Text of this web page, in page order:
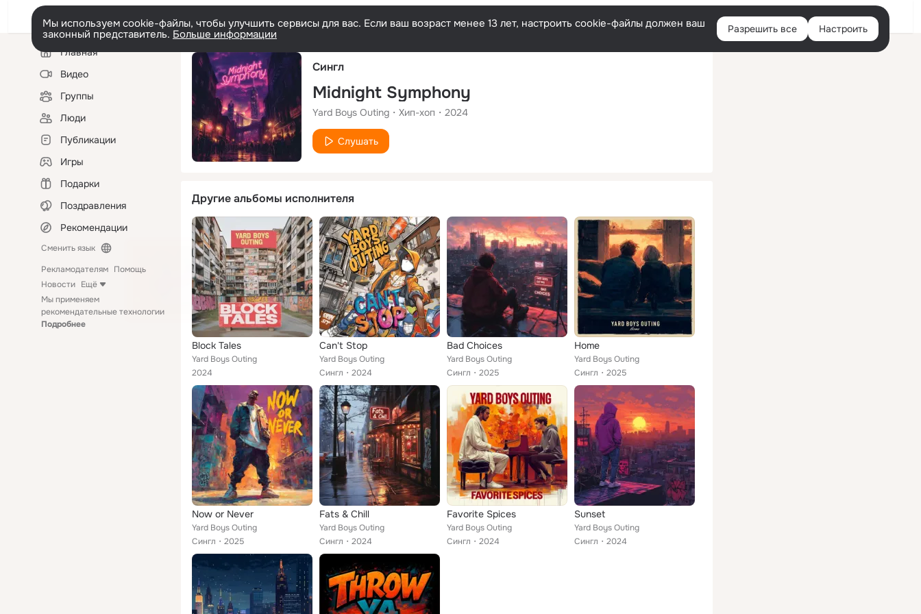
Русский Войти
Мы используем cookie-файлы, чтобы улучшить сервисы для вас. Если ваш возраст менее 13 лет, настроить cookie-файлы должен ваш
законный представитель. Больше информации Разрешить все Настроить
Левая
колонкаГлавная
Видео
Группы
Люди
Публикации
Игры
Подарки
Поздравления
Рекомендации
Сменить язык
Рекламодателям Помощь
Новости Ещё
Мы применяем
рекомендательные технологии
Подробнее
Сингл
Midnight Symphony
Yard Boys Outing Хип-хоп 2024
Слушать
Другие альбомы исполнителя
Block Tales
Yard Boys Outing
2024
Can't Stop
Yard Boys Outing
Сингл
2024
Bad Choices
Yard Boys Outing
Сингл
2025
Home
Yard Boys Outing
Сингл
2025
Now or Never
Yard Boys Outing
Сингл
2025
Fats & Chill
Yard Boys Outing
Сингл
2024
Favorite Spices
Yard Boys Outing
Сингл
2024
Sunset
Yard Boys Outing
Сингл
2024